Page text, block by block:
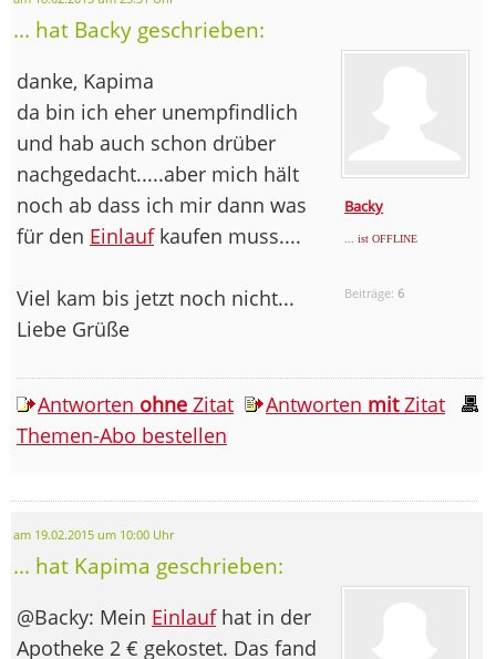
... hat Backy geschrieben:
Backy
... ist OFFLINE
Beiträge:6
danke, Kapima
da bin ich eher unempfindlich
und hab auch schon drüber
nachgedacht.....aber mich hält
noch ab dass ich mir dann was
für den Einlaufkaufen muss....
Viel kam bis jetzt noch nicht...
Liebe Grüße
Antworten ohne Zitat Antworten mitZitat
Themen-Abo bestellen
am 19.02.2015 um 10:00 Uhr
... hat Kapima geschrieben:
@Backy: Mein Einlaufhat in der
Apotheke 2 € gekostet. Das fand